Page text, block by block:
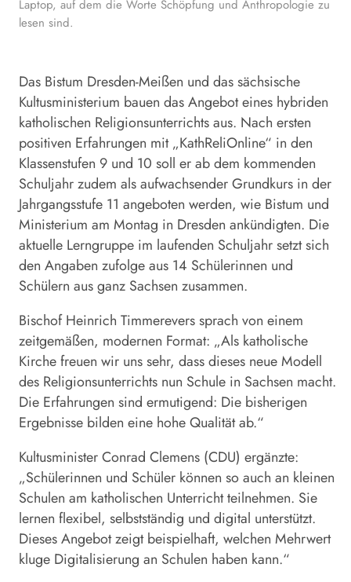
Laptop, auf dem die Worte Schöpfung und Anthropologie zu
lesen sind.
Das Bistum Dresden-Meißen und das sächsische
Kultusministerium bauen das Angebot eines hybriden
katholischen Religionsunterrichts aus. Nach ersten
positiven Erfahrungen mit „KathReliOnline“ in den
Klassenstufen 9 und 10 soll er ab dem kommenden
Schuljahr zudem als aufwachsender Grundkurs in der
Jahrgangsstufe 11 angeboten werden, wie Bistum und
Ministerium am Montag in Dresden ankündigten. Die
aktuelle Lerngruppe im laufenden Schuljahr setzt sich
den Angaben zufolge aus 14 Schülerinnen und
Schülern aus ganz Sachsen zusammen.
Bischof Heinrich Timmerevers sprach von einem
zeitgemäßen, modernen Format: „Als katholische
Kirche freuen wir uns sehr, dass dieses neue Modell
des Religionsunterrichts nun Schule in Sachsen macht.
Die Erfahrungen sind ermutigend: Die bisherigen
Ergebnisse bilden eine hohe Qualität ab.“
Kultusminister Conrad Clemens (CDU) ergänzte:
„Schülerinnen und Schüler können so auch an kleinen
Schulen am katholischen Unterricht teilnehmen. Sie
lernen flexibel, selbstständig und digital unterstützt.
Dieses Angebot zeigt beispielhaft, welchen Mehrwert
kluge Digitalisierung an Schulen haben kann.“